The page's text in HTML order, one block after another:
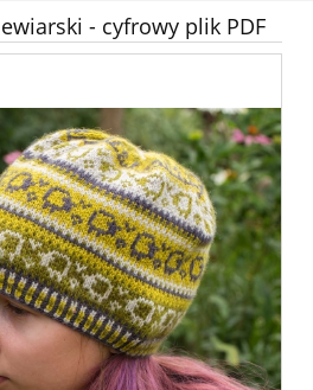
- cyfrowy plik PDF